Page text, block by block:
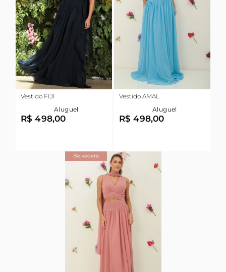
Vestido FIJI
Aluguel
R$ 498,00
Vestido AMAL
Aluguel
R$ 498,00
Belvedere